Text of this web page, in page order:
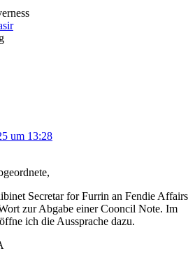
um 13:28
Secretar for Furrin an Fendie Affairs
zur Abgabe einer Cooncil Note. Im
ich die Aussprache dazu.